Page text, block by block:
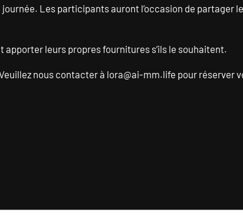
Les participants auront l’occasion de partager
leurs propres fournitures s’ils le souhaitent.
nous contacter à lora@ai-mm.life pour réserver